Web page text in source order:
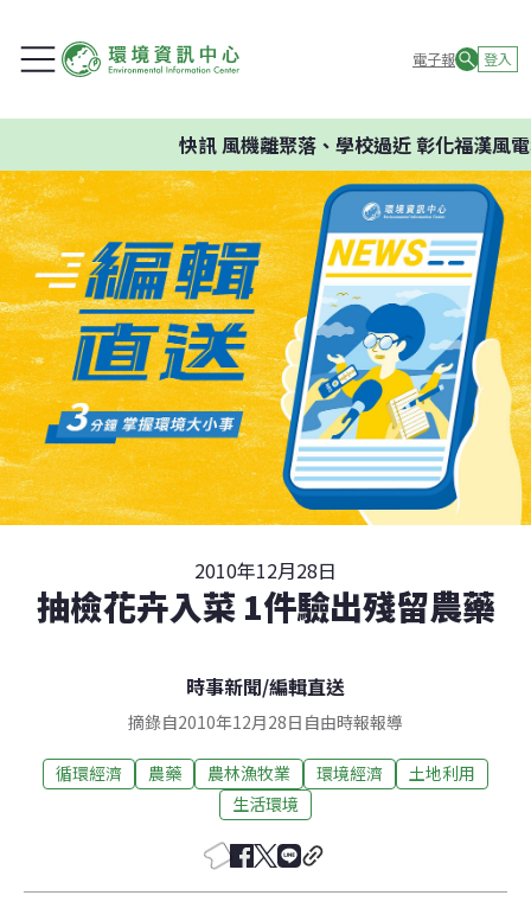
電子報 登入
快訊風機離聚落、學校過近 彰化福漢風電
2010年12月28日
抽檢花卉入菜 1件驗出殘留農藥
時事新聞/編輯直送
摘錄自2010年12月28日自由時報報導
循環經濟 農藥 農林漁牧業 環境經濟
土地利用
生活環境